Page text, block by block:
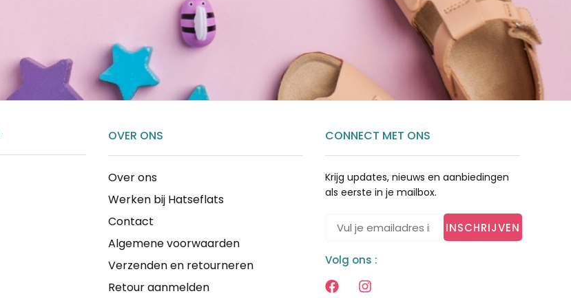
OVER ONS
Over ons
Werken bij Hatseflats
Contact
Algemene voorwaarden
Verzenden en retourneren
Retour aanmelden
CONNECT MET ONS
Krijg updates, nieuws en aanbiedingen
als eerste in je mailbox.
INSCHRIJVEN
Volg ons :